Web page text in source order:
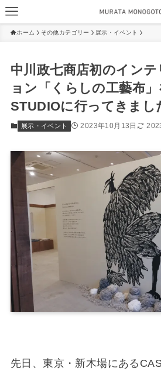
ホーム その他カテゴリー 展示・イベント
中川政七商店初のイン
ョン「くらしの工藝布
STUDIOに行ってきまし
展示・イベント 2023年10月13日
先日、東京・新木場にある